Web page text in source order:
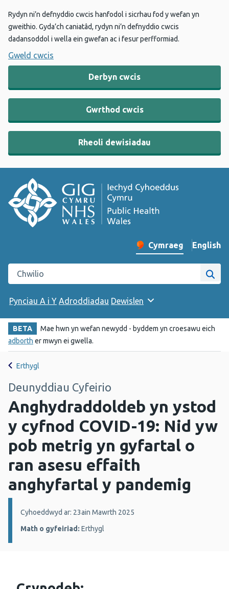
Rydyn ni’n defnyddio cwcis hanfodol i sicrhau fod y wefan yn
gweithio. Gyda’ch caniatâd, rydyn ni’n defnyddio cwcis
dadansoddol i wella ein gwefan ac i fesur perfformiad.
Gweld cwcis
Derbyn cwcis
Gwrthod cwcis
Rheoli dewisiadau
Newid iaith y wefan
Cymraeg English
–
Chwilio gwefan Iechyd Cyhoeddus Cymru
Pynciau A i Y Adroddiadau Dewislen
BETA
Mae hwn yn wefan newydd - byddem yn croesawu eich
adborth er mwyn ei gwella.
Erthygl
Deunyddiau Cyfeirio
Anghydraddoldeb yn ystod
y cyfnod COVID-19: Nid yw
pob metrig yn gyfartal o
ran asesu effaith
anghyfartal y pandemig
Manylion:
Cyhoeddwyd ar: 23ain Mawrth 2025
Math o gyfeiriad: Erthygl